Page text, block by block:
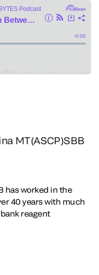
MT(ASCP)SBB
has worked in the
40 years with much
reagent